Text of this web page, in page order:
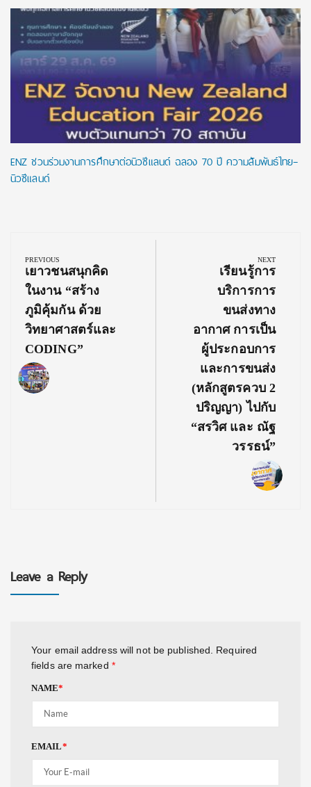
ENZ ชวนร่วมงานการศึกษาต่อนิวซีแลนด์ ฉลอง 70 ปี ความสัมพันธ์ไทย–
นิวซีแลนด์
navigation
PREVIOUS
Previous
Post:
เยาวชนสนุกคิด
ในงาน “สร้าง
ภูมิคุ้มกัน ด้วย
วิทยาศาสตร์และ
CODING”
NEXT
Next
Post:
เรียนรู้การ
บริการการ
ขนส่งทาง
อากาศ การเป็น
ผู้ประกอบการ
และการขนส่ง
(หลักสูตรควบ 2
ปริญญา) ไปกับ
“สรวิศ และ ณัฐ
วรรธน์”
Leave a Reply
Your email address will not be published.
Required
fields are marked *
NAME*
EMAIL*